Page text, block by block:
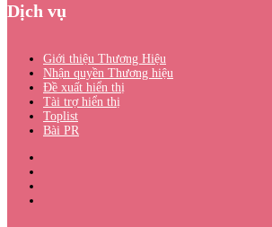
Dịch vụ
Giới thiệu Thương Hiệu
Nhận quyền Thương hiệu
Đề xuất hiển thị
Tài trợ hiển thị
Toplist
Bài PR